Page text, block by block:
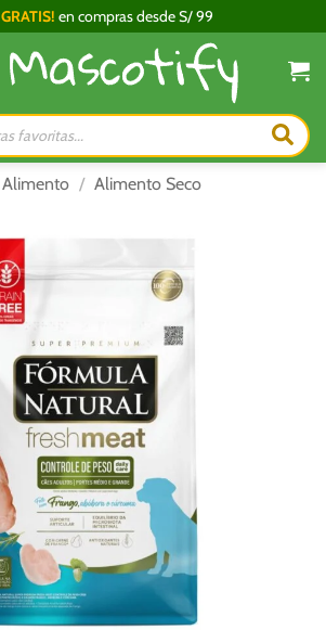
GRATIS! en compras desde S/ 99
Alimento / Alimento Seco